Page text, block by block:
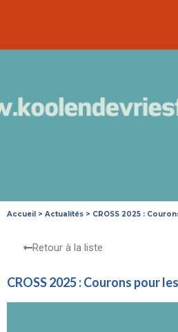
Accueil > Actualités > CROSS 2025 :
Retour à la liste
CROSS 2025 : Courons pour